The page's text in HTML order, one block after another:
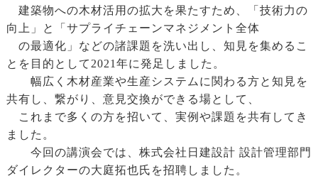
建築物への木材活用の拡大を果たすため、「技術力の
向上」と「サプライチェーンマネジメント全体
の最適化」などの諸課題を洗い出し、知見を集めるこ
とを目的として2021年に発足しました。
幅広く木材産業や生産システムに関わる方と知見を
共有し、繋がり、意見交換ができる場として、
これまで多くの方を招いて、実例や課題を共有してき
ました。
今回の講演会では、株式会社日建設計 設計管理部門
ダイレクターの大庭拓也氏を招聘しました。